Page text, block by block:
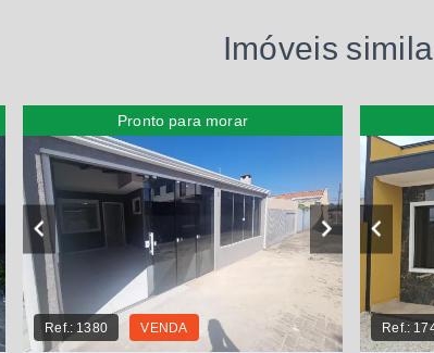
Imóveis
Pronto para morar
Ref.:1380 VENDA Ref.: